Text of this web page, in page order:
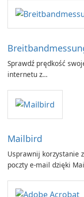
Sprawdź prędkość
internetu z
GmbH!
Mailbird
Usprawnij korzystanie z
poczty e-mail dzięki